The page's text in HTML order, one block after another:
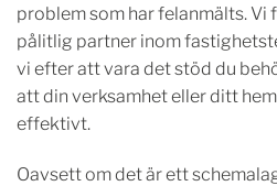
problem som har felanmälts. Vi
pålitlig partner inom
vi efter att vara det stöd du
att din verksamhet eller ditt
effektivt.
Oavsett om det är ett